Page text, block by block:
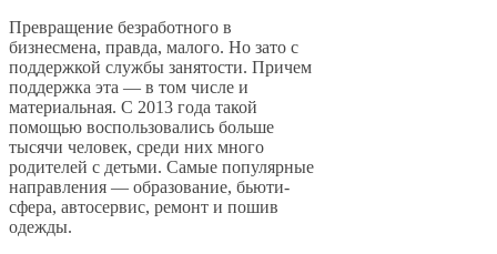
Превращение безработного в
бизнесмена, правда, малого. Но зато с
поддержкой службы занятости. Причем
поддержка эта — в том числе и
материальная. С 2013 года такой
помощью воспользовались больше
тысячи человек, среди них много
родителей с детьми. Самые популярные
направления — образование, бьюти-
сфера, автосервис, ремонт и пошив
одежды.